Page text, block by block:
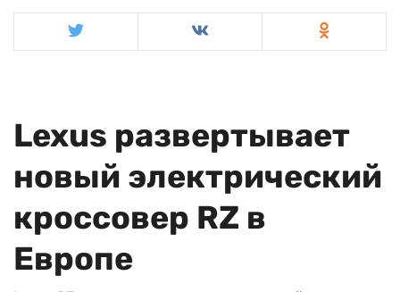
Lexus развертывает
новый электрический
кроссовер RZ в
Европе